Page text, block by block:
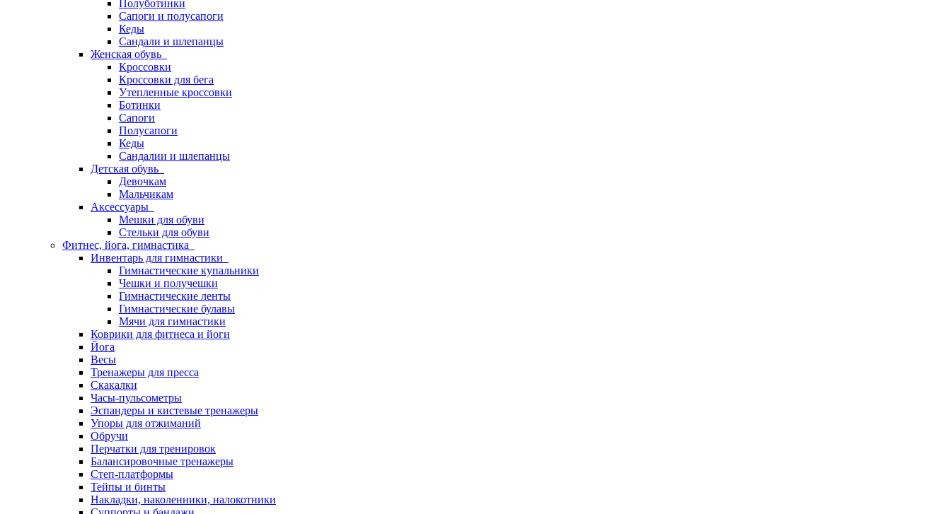
Полуботинки
Сапоги и полусапоги
Кеды
Сандали и шлепанцы
Женская обувь
Кроссовки
Кроссовки для бега
Утепленные кроссовки
Ботинки
Сапоги
Полусапоги
Кеды
Сандалии и шлепанцы
Детская обувь
Девочкам
Мальчикам
Аксессуары
Мешки для обуви
Стельки для обуви
Фитнес, йога, гимнастика
Инвентарь для гимнастики
Гимнастические купальники
Чешки и получешки
Гимнастические ленты
Гимнастические булавы
Мячи для гимнастики
Коврики для фитнеса и йоги
Йога
Весы
Тренажеры для пресса
Скакалки
Часы-пульсометры
Эспандеры и кистевые тренажеры
Упоры для отжиманий
Обручи
Перчатки для тренировок
Балансировочные тренажеры
Степ-платформы
Тейпы и бинты
Накладки, наколенники, налокотники